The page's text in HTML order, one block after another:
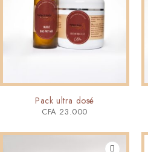
Pack ultra dosé
CFA 23.000